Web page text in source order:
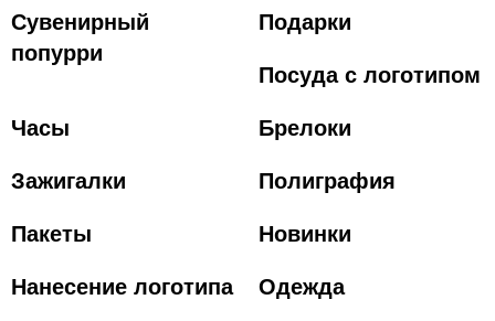
Сувенирный
попурри
Подарки
Посуда с логотипом
Часы
Брелоки
Зажигалки
Полиграфия
Пакеты
Новинки
Нанесение логотипа
Одежда